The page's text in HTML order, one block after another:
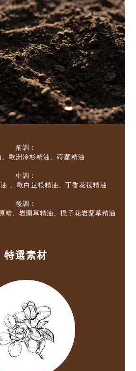
前調：
歐洲冷杉精油、蒔蘿精油
中調：
、歐白芷根精油、丁香花苞精油
後調：
精、岩蘭草精油、梔子花岩蘭草精油
特選素材